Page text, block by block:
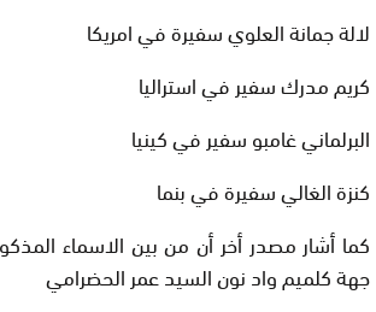
لالة جمانة العلوي سفيرة في امريكا
كريم مدرك سفير في استراليا
البرلماني غامبو سفير في كينيا
كنزة الغالي سفيرة في بنما
كما أشار مصدر أخر أن من بين الاسماء
جهة كلميم واد نون السيد عمر الحضرامي